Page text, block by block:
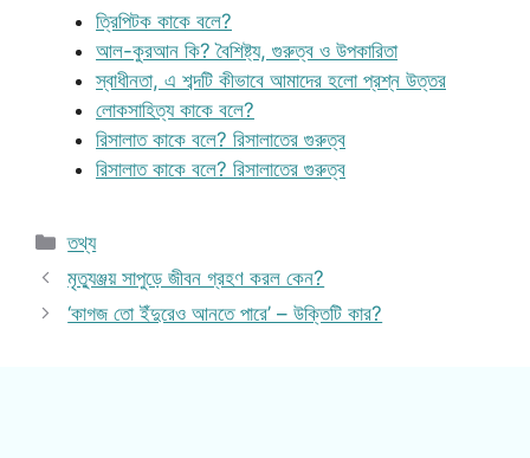
ত্রিপিটক কাকে বলে?
আল-কুরআন কি? বৈশিষ্ট্য, গুরুত্ব ও উপকারিতা
স্বাধীনতা, এ শব্দটি কীভাবে আমাদের হলো প্রশ্ন উত্তর
লোকসাহিত্য কাকে বলে?
রিসালাত কাকে বলে? রিসালাতের গুরুত্ব
রিসালাত কাকে বলে? রিসালাতের গুরুত্ব
Categories
তথ্য
মৃত্যুঞ্জয় সাপুড়ে জীবন গ্রহণ করল কেন?
‘কাগজ তো ইঁদুরেও আনতে পারে’ – উক্তিটি কার?